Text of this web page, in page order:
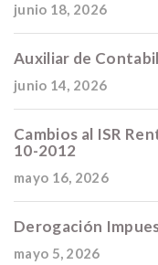
junio 18, 2026
Auxiliar de
junio 14, 2026
Cambios al ISR
10-2012
mayo 16, 2026
Derogación
mayo 5, 2026